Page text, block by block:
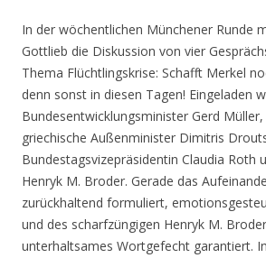
In der wöchentlichen Münchener Runde
Gottlieb die Diskussion von vier
Thema Flüchtlingskrise: Schafft Merkel
denn sonst in diesen Tagen! Eingeladen
Bundesentwicklungsminister Gerd
griechische Außenminister Dimitris
Bundestagsvizepräsidentin Claudia Roth
Henryk M. Broder. Gerade das
zurückhaltend formuliert,
und des scharfzüngigen Henryk M.
unterhaltsames Wortgefecht garantiert.